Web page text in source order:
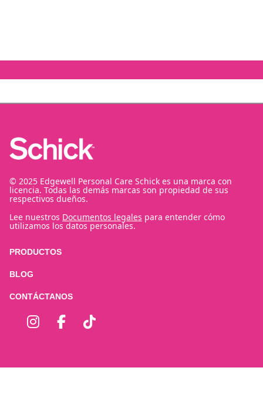
© 2025 Edgewell Personal Care Schick es una marca con
licencia. Todas las demás marcas son propiedad de sus
respectivos dueños.
Lee nuestros Documentos legales para entender cómo
utilizamos los datos personales.
PRODUCTOS
BLOG
CONTÁCTANOS